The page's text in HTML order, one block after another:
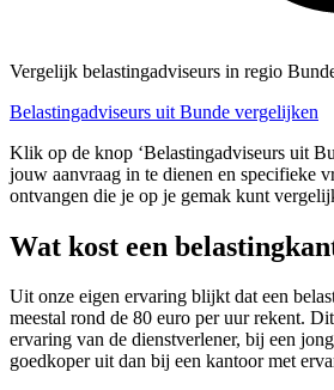
Vergelijk belastingadviseurs in regio
Belastingadviseurs uit Bunde vergelijken
Klik op de knop ‘Belastingadviseurs uit
jouw aanvraag in te dienen en specifieke
ontvangen die je op je gemak kunt
Wat kost een
Uit onze eigen ervaring blijkt dat een
meestal rond de 80 euro per uur rekent.
ervaring van de dienstverlener, bij een
goedkoper uit dan bij een kantoor met